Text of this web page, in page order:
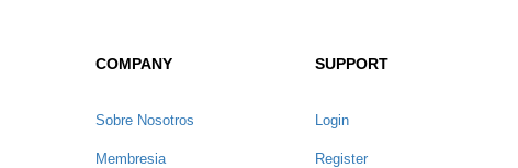
COMPANY
Sobre Nosotros
Membresia
SUPPORT
Login
Register